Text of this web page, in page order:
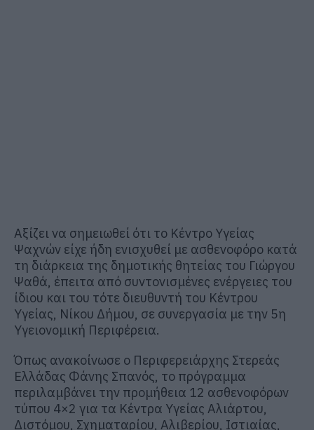
Αξίζει να σημειωθεί ότι το Κέντρο Υγείας
Ψαχνών είχε ήδη ενισχυθεί με ασθενοφόρο κατά
τη διάρκεια της δημοτικής θητείας του Γιώργου
Ψαθά, έπειτα από συντονισμένες ενέργειες του
ίδιου και του τότε διευθυντή του Κέντρου
Υγείας, Νίκου Δήμου, σε συνεργασία με την 5η
Υγειονομική Περιφέρεια.
Όπως ανακοίνωσε ο Περιφερειάρχης Στερεάς
Ελλάδας Φάνης Σπανός, το πρόγραμμα
περιλαμβάνει την προμήθεια 12 ασθενοφόρων
τύπου 4×2 για τα Κέντρα Υγείας Αλιάρτου,
Διστόμου, Σχηματαρίου, Αλιβερίου, Ιστιαίας,